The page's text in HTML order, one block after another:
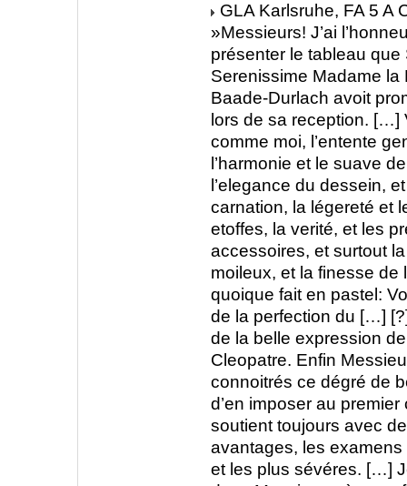
GLA Karlsruhe, FA 5 A
»Messieurs! J’ai
présenter le tableau que
Serenissime Madame la
Baade-Durlach avoit
lors de sa reception. […]
comme moi, l’entente
l’harmonie et le suave
l’elegance du dessein,
carnation, la légereté et
etoffes, la verité, et les
accessoires, et surtout
moileux, et la finesse de
quoique fait en pastel:
de la perfection du […]
de la belle expression
Cleopatre. Enfin
connoitrés ce dégré de
d’en imposer au premier
soutient toujours avec
avantages, les
et les plus sévéres. […]